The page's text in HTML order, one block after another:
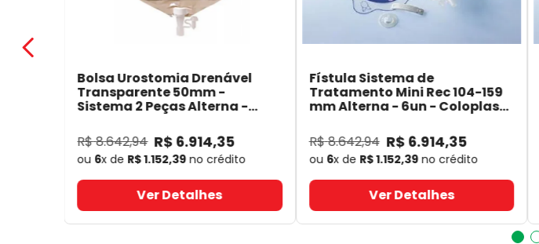
Bolsa Urostomia Drenável
Transparente 50mm -
Sistema 2 Peças Alterna -
R$8.642,94 R$ 6.914,35
ou 6x de R$1.152,39no crédito
Ver Detalhes
Fístula Sistema de
Tratamento Mini Rec 104-159
mm Alterna - 6un - Coloplast
R$8.642,94 R$ 6.914,35
ou 6x de R$1.152,39no crédito
Ver Detalhes